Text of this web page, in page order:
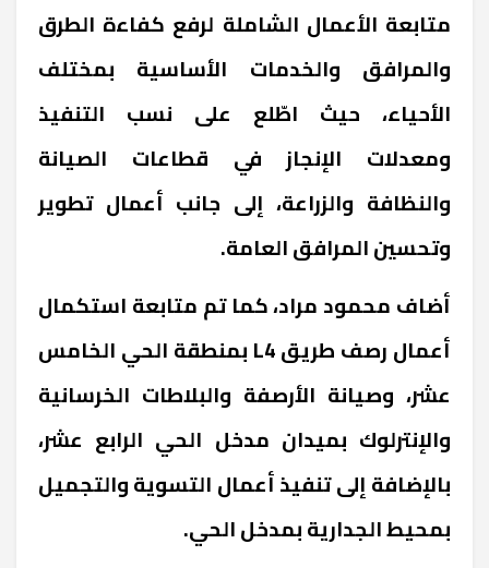
متابعة الأعمال الشاملة لرفع كفاءة الطرق
والمرافق والخدمات الأساسية بمختلف
الأحياء، حيث اطّلع على نسب التنفيذ
ومعدلات الإنجاز في قطاعات الصيانة
والنظافة والزراعة، إلى جانب أعمال تطوير
وتحسين المرافق العامة.
أضاف محمود مراد، كما تم متابعة استكمال
أعمال رصف طريق L4 بمنطقة الحي الخامس
عشر، وصيانة الأرصفة والبلاطات الخرسانية
والإنترلوك بميدان مدخل الحي الرابع عشر،
بالإضافة إلى تنفيذ أعمال التسوية والتجميل
بمحيط الجدارية بمدخل الحي.